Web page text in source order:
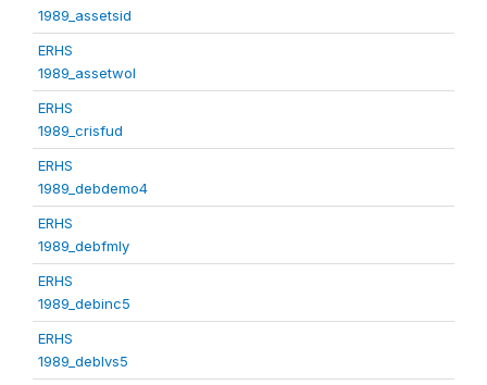
1989_assetsid
ERHS
1989_assetwol
ERHS
1989_crisfud
ERHS
1989_debdemo4
ERHS
1989_debfmly
ERHS
1989_debinc5
ERHS
1989_deblvs5